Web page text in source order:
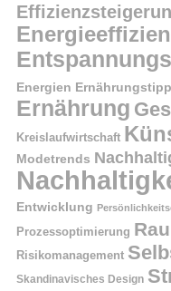
Energien
Ernährung
Kreislaufwirtschaft
Modetrends
Entwicklung
Prozessoptimierung
Risikomanagement
Skandinavisches Design